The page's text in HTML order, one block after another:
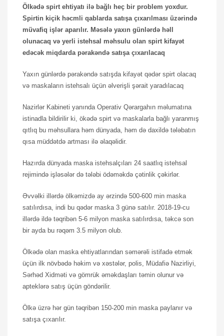
Ölkədə spirt ehtiyatı ilə bağlı heç bir problem yoxdur.
Spirtin kiçik həcmli qablarda satışa çıxarılması üzərində
müvafiq işlər aparılır. Məsələ yaxın günlərdə həll
olunacaq və yerli istehsal məhsulu olan spirt kifayət
edəcək miqdarda pərakəndə satışa çıxarılacaq
Yaxın günlərdə pərakəndə satışda kifayət qədər spirt olacaq
və maskaların istehsalı üçün əlverişli şərait yaradılacaq
Nazirlər Kabineti yanında Operativ Qərargahın məlumatına
istinadla bildirilir ki, ökədə spirt və maskalarla bağlı yaranmış
qıtlıq bu məhsullara həm dünyada, həm də daxildə tələbatın
qısa müddətdə artması ilə əlaqəlidir.
Hazırda dünyada maska istehsalçıları 24 saatlıq istehsal
rejimində işləsələr də tələbi ödəməkdə çətinlik çəkirlər.
Əvvəlki illərdə ölkəmizdə ay ərzində 500-600 min maska
satılırdısa, indi bu qədər maska 3 günə satılır. 2018-19-cu
illərdə ildə təqribən 5-6 milyon maska satılırdısa, təkcə son
bir ayda bu rəqəm 3.5 milyon olub.
Ölkədə olan maska ehtiyatlarından səmərəli istifadə etmək
üçün ilk növbədə həkim və xəstələr, polis, Müdafiə Nazirliyi,
Sərhəd Xidməti və gömrük əməkdaşları təmin olunur və
apteklərə satış üçün göndərilir.
Ölkə üzrə hər gün təqribən 150-200 min maska paylanır və
satışa çıxarılır.